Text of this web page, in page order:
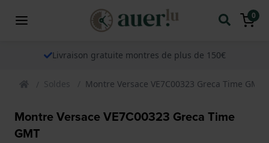
0
Livraison gratuite montres de plus de 150€
Soldes Montre Versace VE7C00323 Greca Time GMT
Montre Versace VE7C00323 Greca Time
GMT